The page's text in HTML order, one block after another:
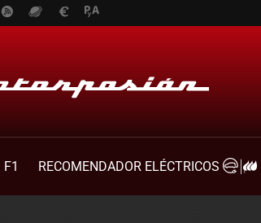
F1
RECOMENDADOR ELÉCTRICOS